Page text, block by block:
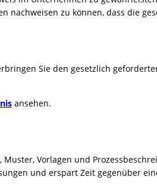
nachweisen zu können, dass die
Sie den gesetzlich
ansehen.
Vorlagen und
und erspart Zeit gegenüber